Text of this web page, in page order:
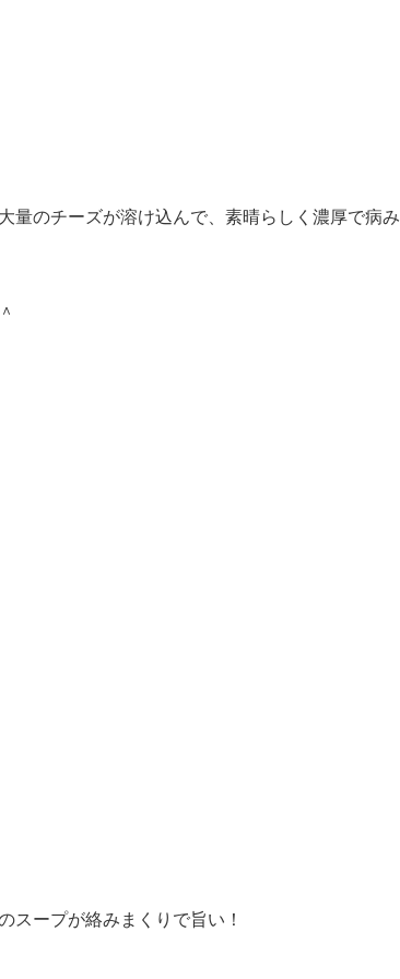
量のチーズが溶け込んで、素晴らしく濃厚で病み
スープが絡みまくりで旨い！